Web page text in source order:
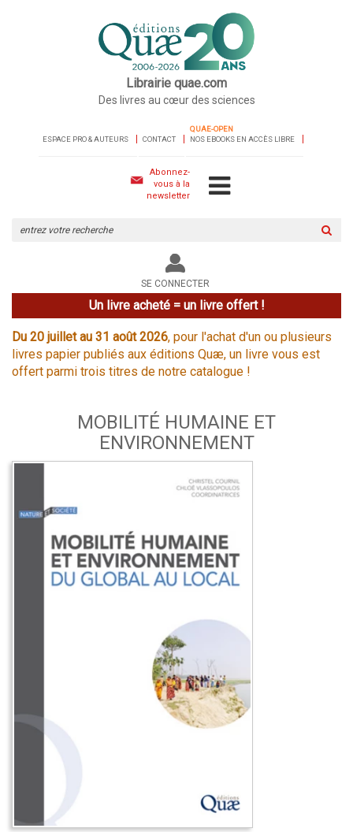
Librairie quae.com
Des livres au cœur des sciences
ESPACE PRO & AUTEURS CONTACT
QUAE-OPEN
NOS EBOOKS EN ACCÈS LIBRE
Abonnez-
vous à la
newsletter
le
site
SE CONNECTER
Un livre acheté = un livre offert !
Du 20 juillet au 31 août 2026, pour l'achat d'un ou plusieurs
livres papier publiés aux éditions Quæ, un livre vous est
offert parmi trois titres de notre catalogue !
MOBILITÉ HUMAINE ET
ENVIRONNEMENT